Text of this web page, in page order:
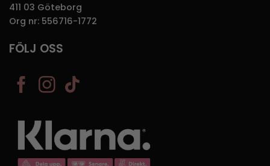
411 03 Göteborg
Org nr: 556716-1772
FÖLJ OSS